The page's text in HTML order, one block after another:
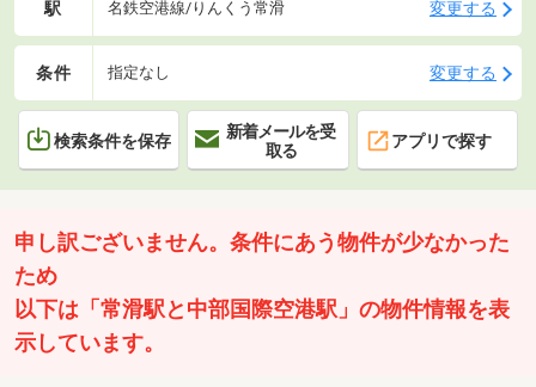
駅 名鉄空港線/りんくう常滑 変更する
条件 指定なし 変更する
検索条件を保存
新着メールを受
取る
アプリで探す
申し訳ございません。条件にあう物件が少なかった
ため
以下は「常滑駅と中部国際空港駅」の物件情報を表
示しています。